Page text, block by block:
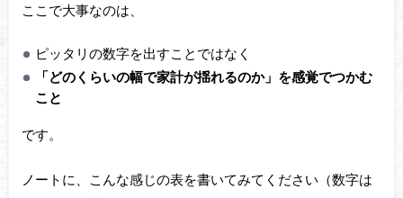
ここで大事なのは、
ピッタリの数字を出すことではなく
「どのくらいの幅で家計が揺れるのか」を感覚でつかむ
こと
です。
ノートに、こんな感じの表を書いてみてください（数字は